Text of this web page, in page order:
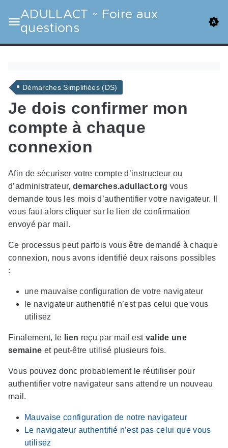
ADULLACT ~ Foire aux
questions
Démarches Simplifiées (DS)
Je dois confirmer mon
compte à chaque
connexion
Afin de sécuriser votre compte d’instructeur ou
d’administrateur, demarches.adullact.org vous
demande tous les mois d’authentifier votre navigateur. Il
vous faut alors cliquer sur le lien de confirmation
envoyé par mail.
Ce processus peut parfois vous être demandé à chaque
connexion, nous avons identifié deux raisons possibles
:
une mauvaise configuration de votre navigateur
le navigateur authentifié n’est pas celui que vous
utilisez
Finalement, le lien reçu par mail est valide une
semaine et peut-être utilisé plusieurs fois.
Vous pouvez donc probablement le réutiliser pour
authentifier votre navigateur sans attendre un nouveau
mail.
Mauvaise configuration de notre navigateur
Le navigateur authentifié n’est pas celui que vous
utilisez